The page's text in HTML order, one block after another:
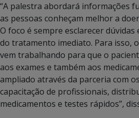
“A palestra abordará informações
as pessoas conheçam melhor a
O foco é sempre esclarecer
do tratamento imediato. Para isso,
vem trabalhando para que o
aos exames e também aos
ampliado através da parceria com
capacitação de profissionais,
medicamentos e testes rápidos”,